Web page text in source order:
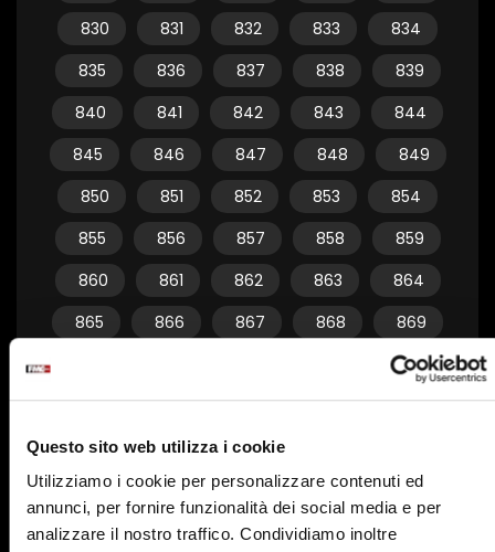
Questo sito web utilizza i cookie
Utilizziamo i cookie per personalizzare contenuti ed
annunci, per fornire funzionalità dei social media e per
analizzare il nostro traffico. Condividiamo inoltre
830
831 832 833
834
835
836 837 838
839
840
841 842 843
844
845
846 847 848
849
850
851 852 853
854
855
856 857 858
859
860
861 862 863
864
865
866 867 868
869
874
875
876 877 878
879
880
881 882
885
886 887 888
889
890
891 892 893 894